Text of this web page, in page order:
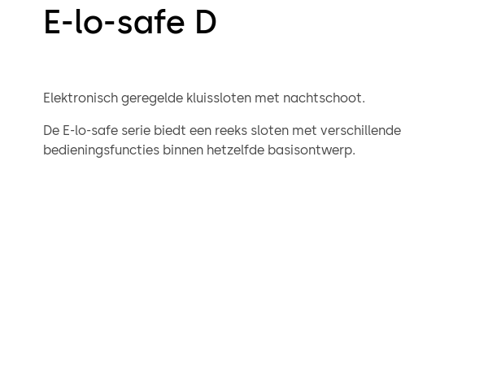
E-lo-safe D
Elektronisch geregelde kluissloten met nachtschoot.
De E-lo-safe serie biedt een reeks sloten met verschillende
bedieningsfuncties binnen hetzelfde basisontwerp.